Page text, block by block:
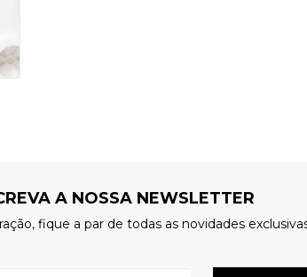
A NOSSA NEWSLETTER
fique a par de todas as novidades